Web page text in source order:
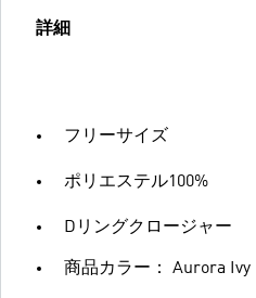
詳細
フリーサイズ
ポリエステル100%
Dリングクロージャー
商品カラー： Aurora Ivy